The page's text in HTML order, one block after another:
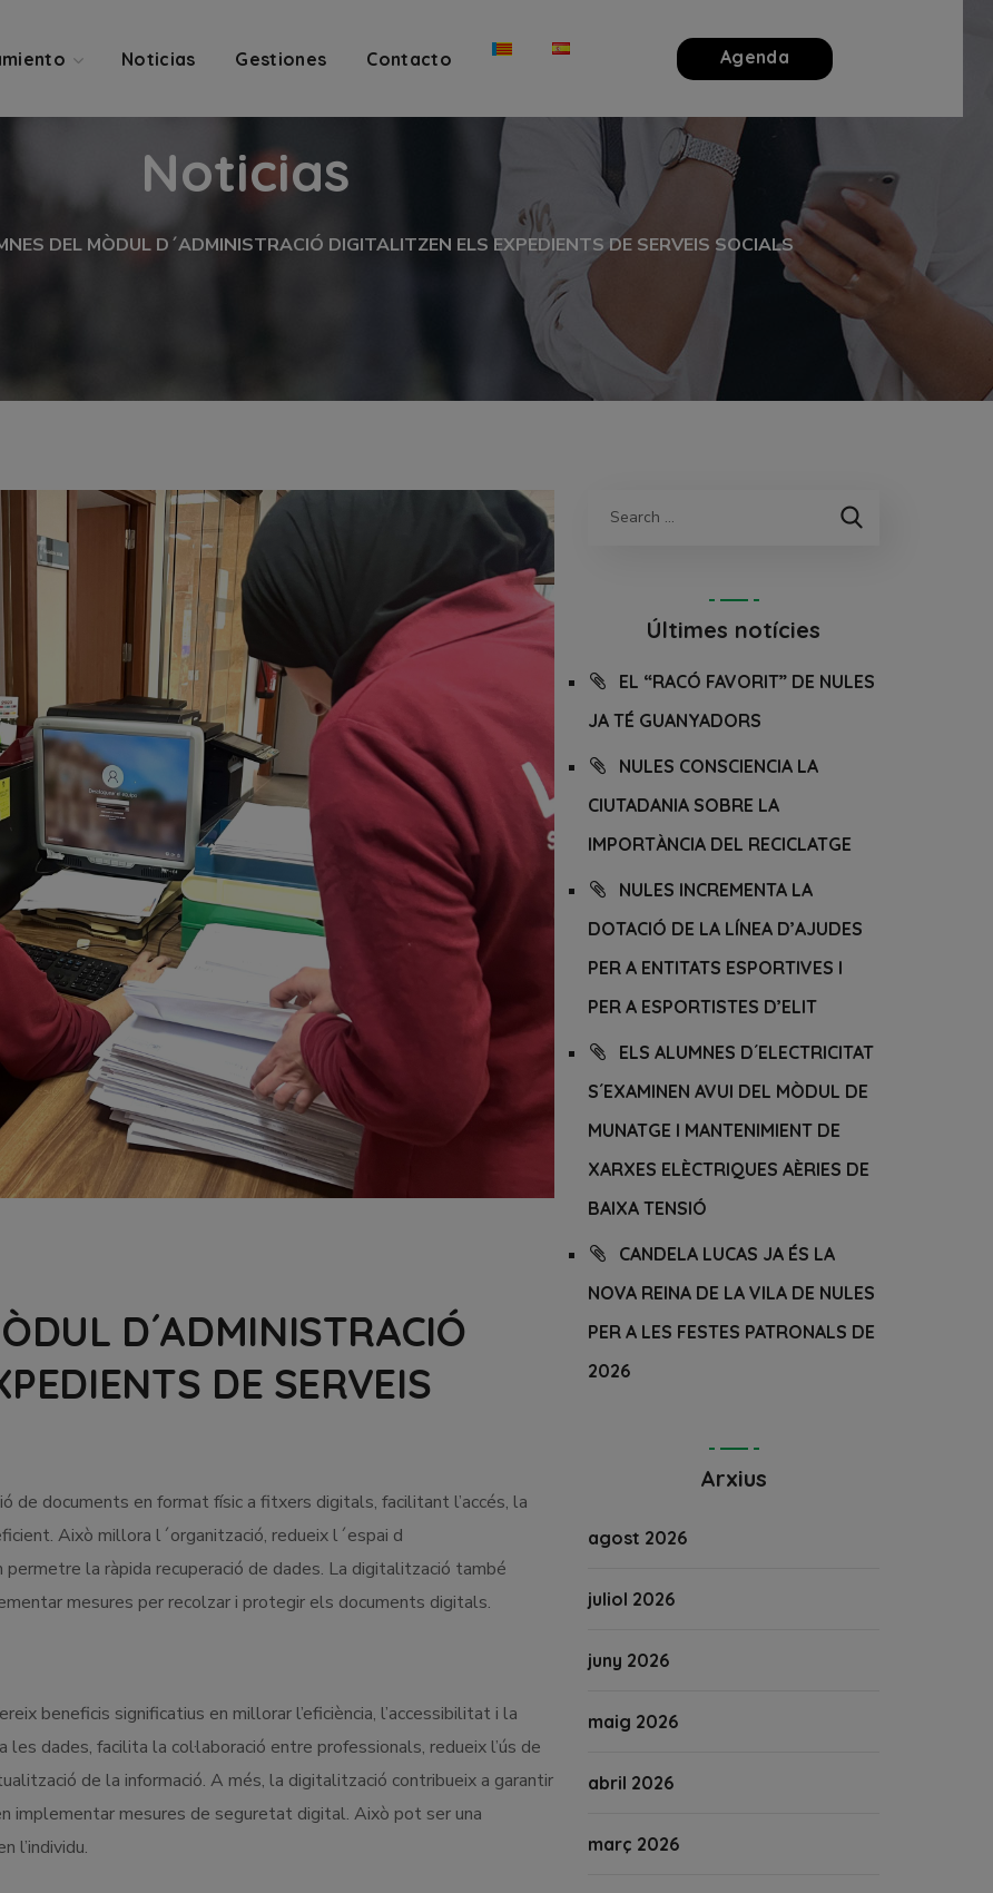
Noticias Gestiones Contacto Agenda
Noticias
DEL MÒDUL D´ADMINISTRACIÓ DIGITALITZEN ELS EXPEDIENTS DE SERVEIS SOCIALS
D´ADMINISTRACIÓ
DE SERVEIS
de documents en format físic a fitxers digitals, facilitant l’accés, la
Això millora l´organització, redueix l´espai d
la ràpida recuperació de dades. La digitalització també
mesures per recolzar i protegir els documents digitals.
beneficis significatius en millorar l’eficiència, l’accessibilitat i la
dades, facilita la col·laboració entre professionals, redueix l’ús de
de la informació. A més, la digitalització contribueix a garantir
implementar mesures de seguretat digital. Això pot ser una
l’individu.
Últimes notícies
EL “RACÓ FAVORIT” DE NULES
JA TÉ GUANYADORS
NULES CONSCIENCIA LA
CIUTADANIA SOBRE LA
IMPORTÀNCIA DEL RECICLATGE
NULES INCREMENTA LA
DOTACIÓ DE LA LÍNEA D’AJUDES
PER A ENTITATS ESPORTIVES I
PER A ESPORTISTES D’ELIT
ELS ALUMNES D´ELECTRICITAT
S´EXAMINEN AVUI DEL MÒDUL DE
MUNATGE I MANTENIMIENT DE
XARXES ELÈCTRIQUES AÈRIES DE
BAIXA TENSIÓ
CANDELA LUCAS JA ÉS LA
NOVA REINA DE LA VILA DE NULES
PER A LES FESTES PATRONALS DE
2026
Arxius
agost 2026
juliol 2026
juny 2026
maig 2026
abril 2026
març 2026